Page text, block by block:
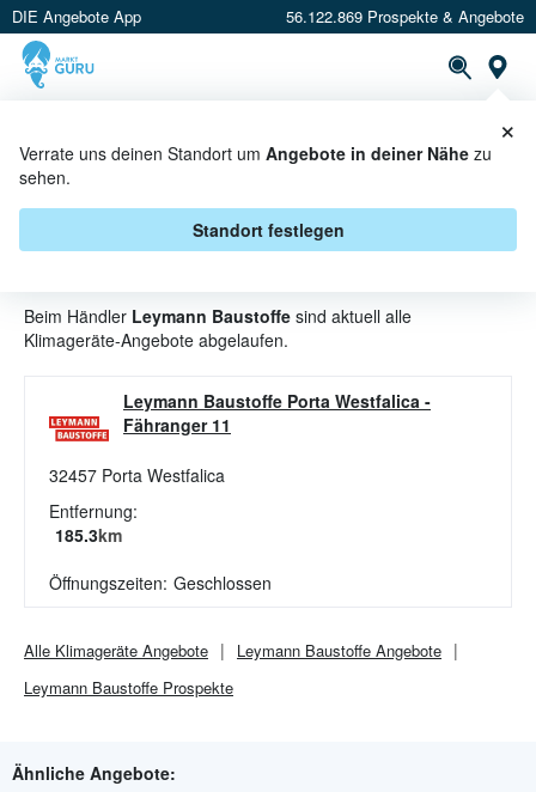
DIE Angebote App 56.122.869 Prospekte & Angebote
Verrate uns deinen Standort um Angebote in deiner Nähe zu
sehen.
Standort festlegen
×
KLIMAGERÄTE ANGEBOTE &
AKTIONEN BEI LEYMANN
BAUSTOFFE
Beim Händler Leymann Baustoffe sind aktuell alle
Klimageräte-Angebote abgelaufen.
Leymann Baustoffe Porta Westfalica -
Fähranger 11
32457 Porta Westfalica
Entfernung:
185.3km
Öffnungszeiten: Geschlossen
Alle Klimageräte Angebote Leymann Baustoffe Angebote
Leymann Baustoffe Prospekte
Ähnliche Angebote: